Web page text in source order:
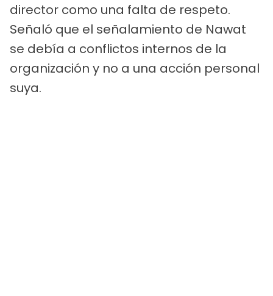
director como una falta de respeto.
Señaló que el señalamiento de Nawat
se debía a conflictos internos de la
organización y no a una acción personal
suya.